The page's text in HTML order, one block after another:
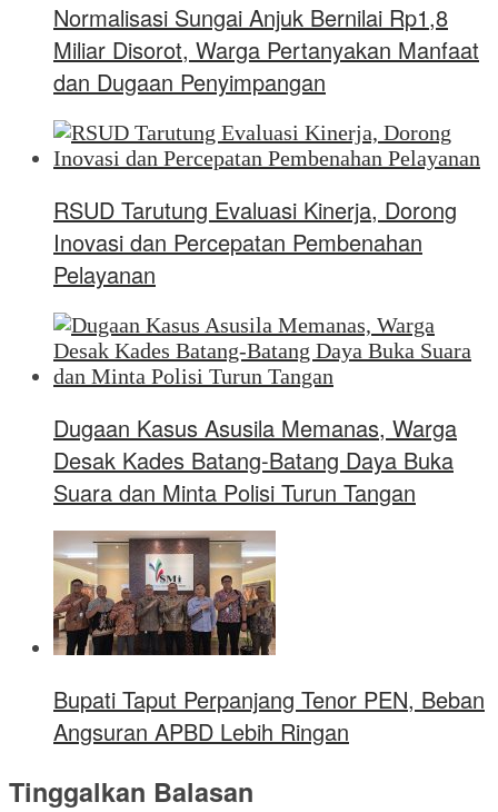
Normalisasi Sungai Anjuk Bernilai Rp1,8
Miliar Disorot, Warga Pertanyakan Manfaat
dan Dugaan Penyimpangan
RSUD Tarutung Evaluasi Kinerja, Dorong
Inovasi dan Percepatan Pembenahan
Pelayanan
Dugaan Kasus Asusila Memanas, Warga
Desak Kades Batang-Batang Daya Buka
Suara dan Minta Polisi Turun Tangan
Bupati Taput Perpanjang Tenor PEN, Beban
Angsuran APBD Lebih Ringan
Tinggalkan Balasan